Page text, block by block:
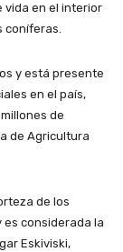
vida en el interior
coníferas.
y está presente
en el país,
de
de Agricultura
de los
es considerada la
Eskiviski,